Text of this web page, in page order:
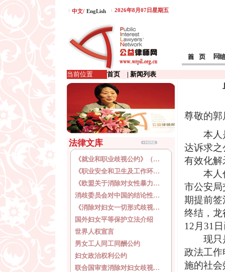
中文/ EngLish 2026年8月07日星期五
当前位置 首页 | 新闻列表
法律文库
《就业和职业歧视公约》（…
《职业安全和卫生及工作环…
《欧盟关于消除对女性暴力…
消歧委员会对中国的结论性…
《消除对妇女一切形式歧视…
国外妇女平等保护立法介绍
世界人权宣言
男女工人同工同酬公约
妇女政治权利公约
联合国审查消除对妇女歧视…
尊敬的郭
本人
达诉求
有效化解
本人
市公安局
期提前签
终结，龙
12 月 31 日
现只
政法工
施的社